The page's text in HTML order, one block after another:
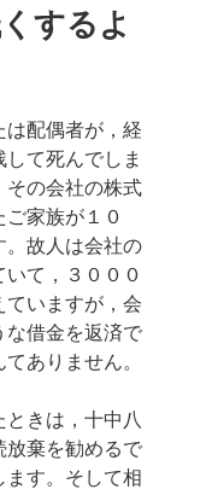
するよ
は配偶者が，経
て死んでしま
その会社の株式
家族が１０
。故人は会社の
て，３０００
ていますが，会
な借金を返済で
ありません。
ときは，十中八
放棄を勧めるで
ます。そして相